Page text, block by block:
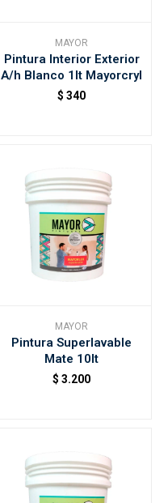
MAYOR
Pintura Interior Exterior
A/h Blanco 1lt Mayorcryl
$ 340
MAYOR
Pintura Superlavable
Mate 10lt
$ 3.200